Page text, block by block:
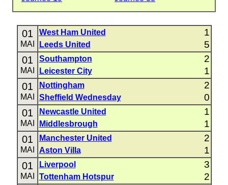
01
MAI
West Ham United 1
Leeds United 5
01
MAI
Southampton 2
Leicester City 1
01
MAI
Nottingham 2
Sheffield Wednesday 0
01
MAI
Newcastle United 1
Middlesbrough 1
01
MAI
Manchester United 2
Aston Villa 1
01
MAI
Liverpool 3
Tottenham Hotspur 2